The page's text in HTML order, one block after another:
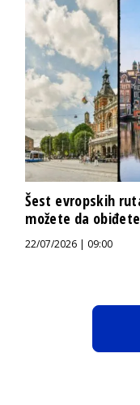
Šest evropskih
možete da
22/07/2026 | 09:00